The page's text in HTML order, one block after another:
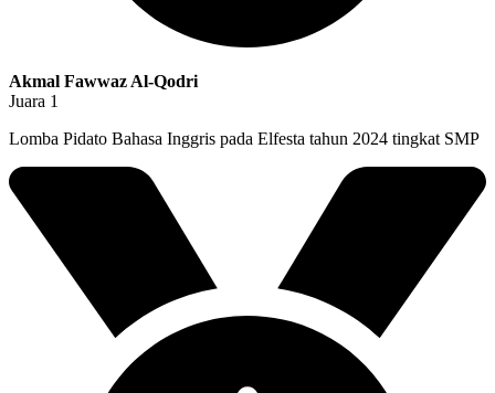
Akmal Fawwaz Al-Qodri
Juara 1
Lomba Pidato Bahasa Inggris pada Elfesta tahun 2024 tingkat SMP